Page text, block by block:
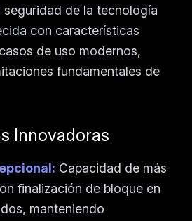
seguridad de la tecnología
con características
de uso modernos,
fundamentales de
Innovadoras
Capacidad de más
finalización de bloque en
manteniendo